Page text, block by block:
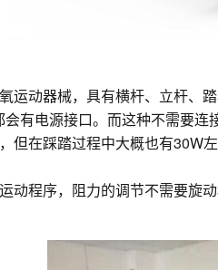
运动器械，具有横杆、立杆
有电源接口。而这种不需要连
但在踩踏过程中大概也有
程序，阻力的调节不需要旋